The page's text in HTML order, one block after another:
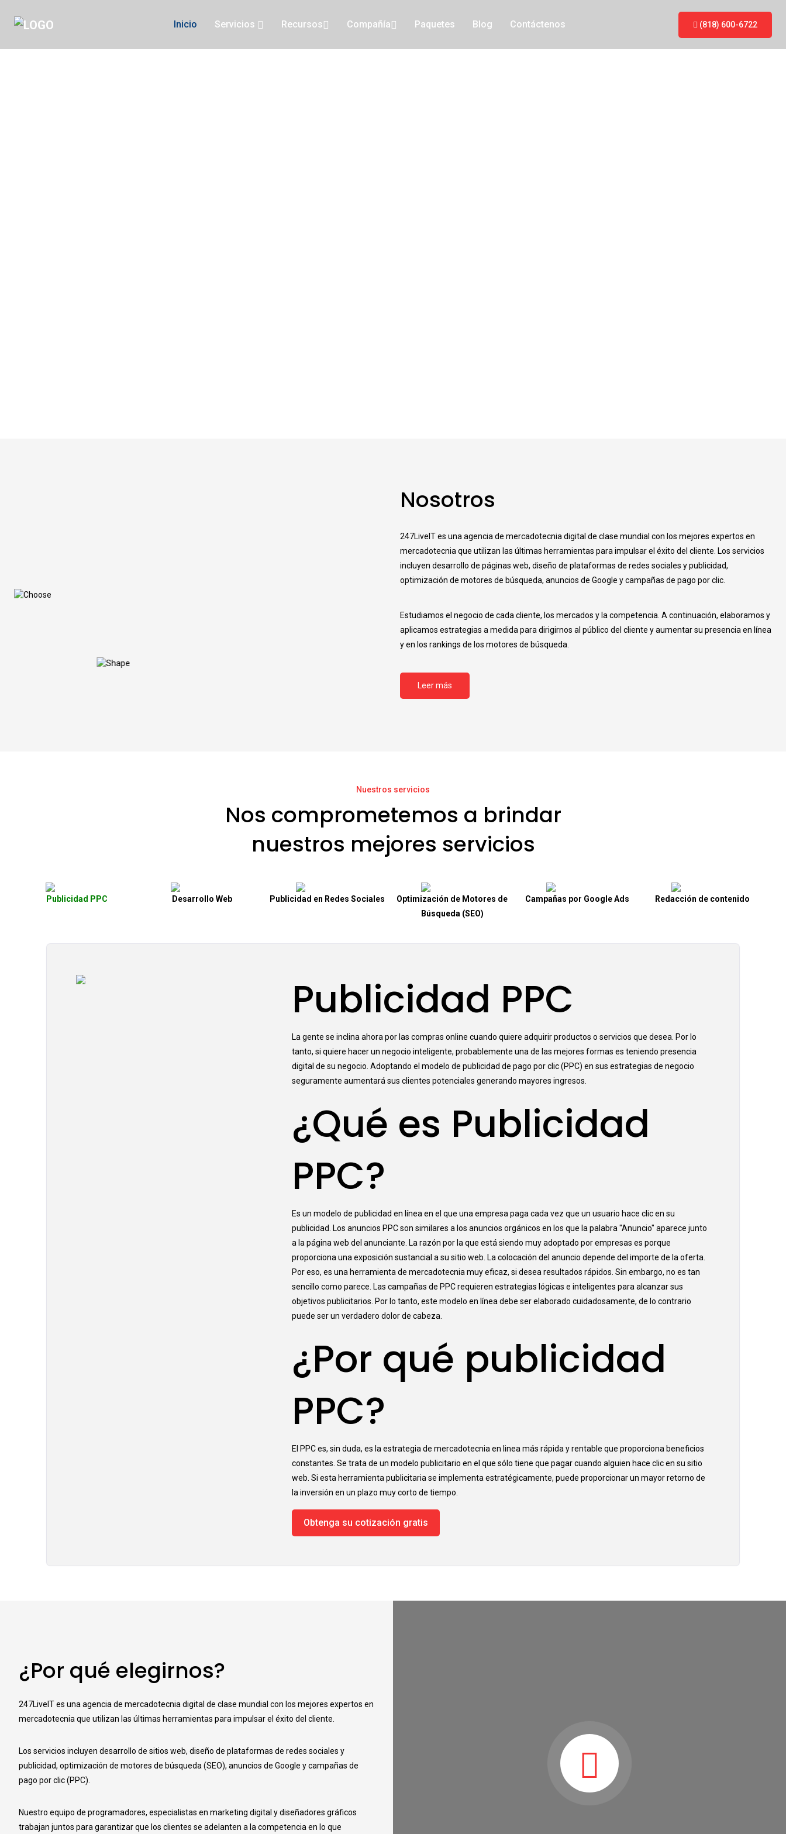
Inicio Servicios Recursos Compañía Paquetes Blog Contáctenos (818) 600-6722
Nosotros
247LiveIT es una agencia de mercadotecnia digital de clase mundial con los mejores expertos en
mercadotecnia que utilizan las últimas herramientas para impulsar el éxito del cliente. Los servicios
incluyen desarrollo de páginas web, diseño de plataformas de redes sociales y publicidad,
optimización de motores de búsqueda, anuncios de Google y campañas de pago por clic.
Estudiamos el negocio de cada cliente, los mercados y la competencia. A continuación, elaboramos y
aplicamos estrategias a medida para dirigirnos al público del cliente y aumentar su presencia en línea
y en los rankings de los motores de búsqueda.
Leer más
Nuestros servicios
Nos comprometemos a brindar
nuestros mejores servicios
Publicidad PPC Desarrollo Web Publicidad en Redes Sociales
Optimización de Motores de
Búsqueda (SEO)
Campañas por Google Ads Redacción de contenido
Publicidad PPC
La gente se inclina ahora por las compras online cuando quiere adquirir productos o servicios que desea. Por lo
tanto, si quiere hacer un negocio inteligente, probablemente una de las mejores formas es teniendo presencia
digital de su negocio. Adoptando el modelo de publicidad de pago por clic (PPC) en sus estrategias de negocio
seguramente aumentará sus clientes potenciales generando mayores ingresos.
¿Qué es Publicidad
PPC?
Es un modelo de publicidad en línea en el que una empresa paga cada vez que un usuario hace clic en su
publicidad. Los anuncios PPC son similares a los anuncios orgánicos en los que la palabra "Anuncio" aparece junto
a la página web del anunciante. La razón por la que está siendo muy adoptado por empresas es porque
proporciona una exposición sustancial a su sitio web. La colocación del anuncio depende del importe de la oferta.
Por eso, es una herramienta de mercadotecnia muy eficaz, si desea resultados rápidos. Sin embargo, no es tan
sencillo como parece. Las campañas de PPC requieren estrategias lógicas e inteligentes para alcanzar sus
objetivos publicitarios. Por lo tanto, este modelo en línea debe ser elaborado cuidadosamente, de lo contrario
puede ser un verdadero dolor de cabeza.
¿Por qué publicidad
PPC?
El PPC es, sin duda, es la estrategia de mercadotecnia en linea más rápida y rentable que proporciona beneficios
constantes. Se trata de un modelo publicitario en el que sólo tiene que pagar cuando alguien hace clic en su sitio
web. Si esta herramienta publicitaria se implementa estratégicamente, puede proporcionar un mayor retorno de
la inversión en un plazo muy corto de tiempo.
Obtenga su cotización gratis
¿Por qué elegirnos?
247LiveIT es una agencia de mercadotecnia digital de clase mundial con los mejores expertos en
mercadotecnia que utilizan las últimas herramientas para impulsar el éxito del cliente.
Los servicios incluyen desarrollo de sitios web, diseño de plataformas de redes sociales y
publicidad, optimización de motores de búsqueda (SEO), anuncios de Google y campañas de
pago por clic (PPC).
Nuestro equipo de programadores, especialistas en marketing digital y diseñadores gráficos
trabajan juntos para garantizar que los clientes se adelanten a la competencia en lo que